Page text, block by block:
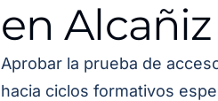
en Alcañiz
Aprobar la prueba de
hacia ciclos formativos